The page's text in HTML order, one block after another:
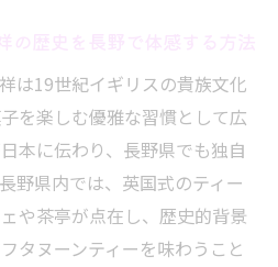
は19世紀イギリスの貴族文化
を楽しむ優雅な習慣として広
本に伝わり、長野県でも独自
野県内では、英国式のティー
や茶亭が点在し、歴史的背景
タヌーンティーを味わうこと